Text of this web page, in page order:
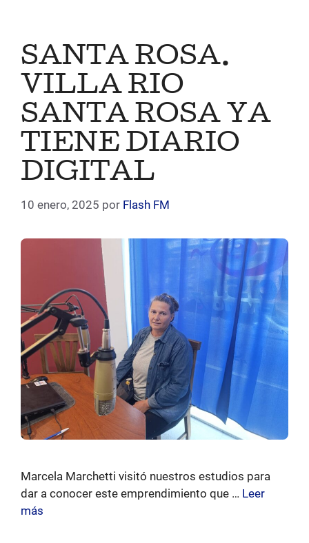
SANTA ROSA.
VILLA RIO
SANTA ROSA YA
TIENE DIARIO
DIGITAL
10 enero, 2025 por Flash FM
Marcela Marchetti visitó nuestros estudios para
dar a conocer este emprendimiento que … Leer
más